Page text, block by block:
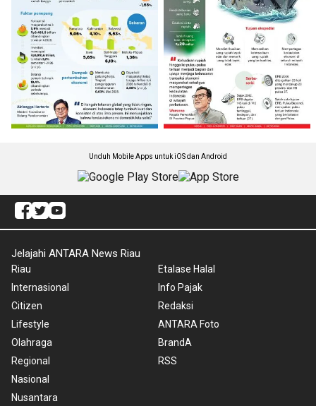
Unduh Mobile Apps untuk iOS dan Android
Jelajahi ANTARA News Riau
Riau
Internasional
Citizen
Lifestyle
Olahraga
Regional
Nasional
Nusantara
Etalase Halal
Info Pajak
Redaksi
ANTARA Foto
BrandA
RSS